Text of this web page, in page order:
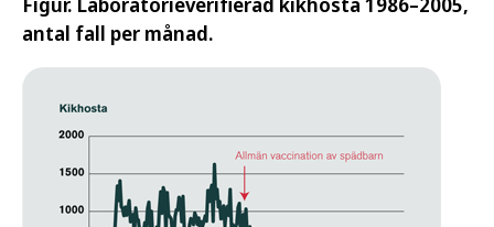
antal fall per månad.